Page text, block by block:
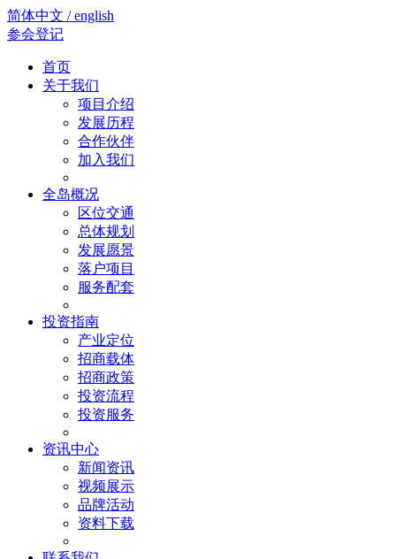
简体中文 / english
参会登记
首页
关于我们
项目介绍
发展历程
合作伙伴
加入我们
全岛概况
区位交通
总体规划
发展愿景
落户项目
服务配套
投资指南
产业定位
招商载体
招商政策
投资流程
投资服务
资讯中心
新闻资讯
视频展示
品牌活动
资料下载